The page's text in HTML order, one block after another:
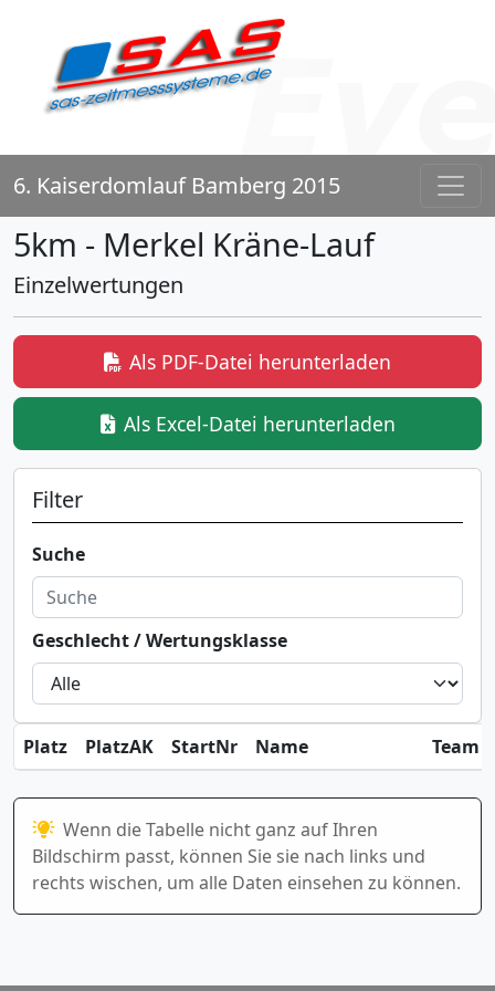
6. Kaiserdomlauf Bamberg 2015
5km - Merkel Kräne-Lauf
Einzelwertungen
Als PDF-Datei herunterladen
Als Excel-Datei herunterladen
Filter
Suche
Geschlecht / Wertungsklasse
Platz PlatzAK StartNr Name Team
Wenn die Tabelle nicht ganz auf Ihren
Bildschirm passt, können Sie sie nach links und
rechts wischen, um alle Daten einsehen zu können.